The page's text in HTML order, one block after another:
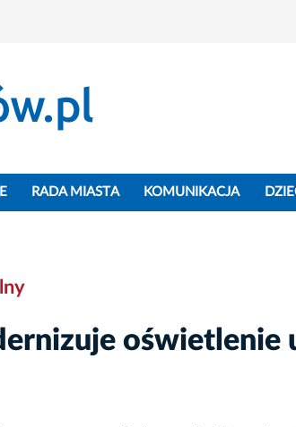
RADA MIASTA KOMUNIKACJA
oświetlenie